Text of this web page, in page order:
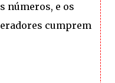
números, e os
cumprem